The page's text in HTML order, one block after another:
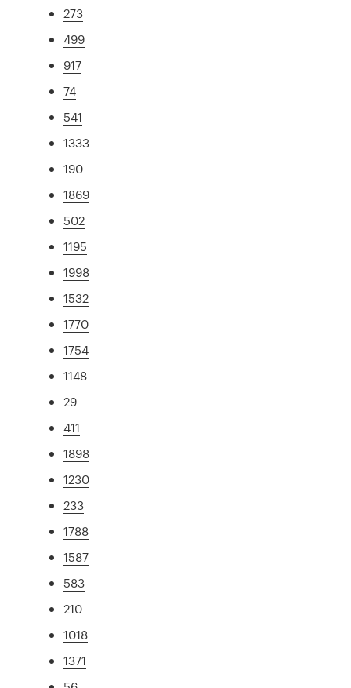
273
499
917
74
541
1333
190
1869
502
1195
1998
1532
1770
1754
1148
29
411
1898
1230
233
1788
1587
583
210
1018
1371